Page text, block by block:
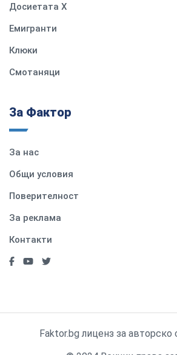
Досиетата Х
Емигранти
Клюки
Смотаняци
За Фактор
За нас
Общи условия
Поверителност
За реклама
Контакти
Faktor.bg лиценз за